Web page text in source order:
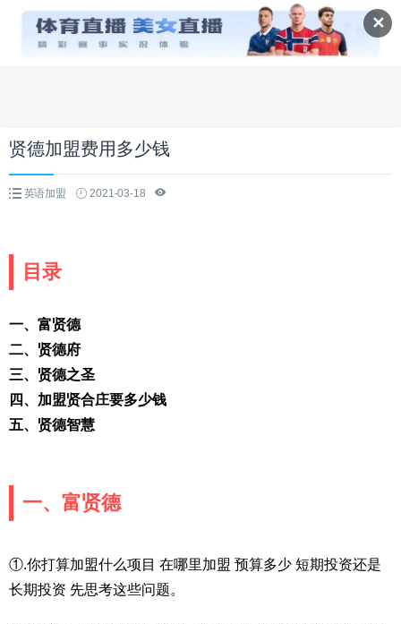
✕
贤德加盟费用多少钱
英语加盟 2021-03-18
目录
一、富贤德
二、贤德府
三、贤德之圣
四、加盟贤合庄要多少钱
五、贤德智慧
一、富贤德
①.你打算加盟什么项目 在哪里加盟 预算多少 短期投资还是
长期投资 先思考这些问题。